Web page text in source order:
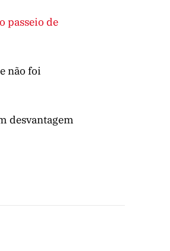
passeio de
não foi
desvantagem